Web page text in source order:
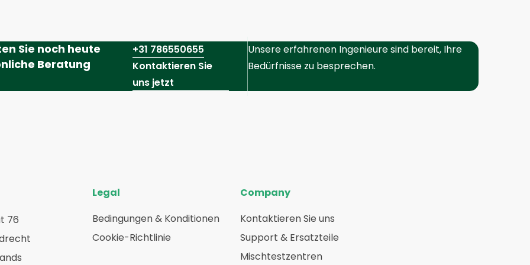
Sie noch heute
Beratung
+31 786550655
Kontaktieren Sie
uns jetzt
Unsere erfahrenen Ingenieure sind bereit, Ihre
Bedürfnisse zu besprechen.
76
Legal
Bedingungen & Konditionen
Cookie-Richtlinie
Company
Kontaktieren Sie uns
Support & Ersatzteile
Mischtestzentren